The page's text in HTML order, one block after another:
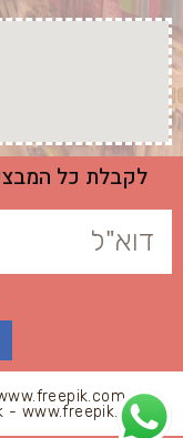
לקבלת כל
www.freepik.com